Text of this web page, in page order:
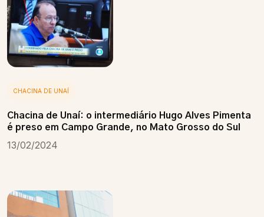
CHACINA DE UNAÍ
Chacina de Unaí: o intermediário Hugo Alves Pimenta
é preso em Campo Grande, no Mato Grosso do Sul
13/02/2024